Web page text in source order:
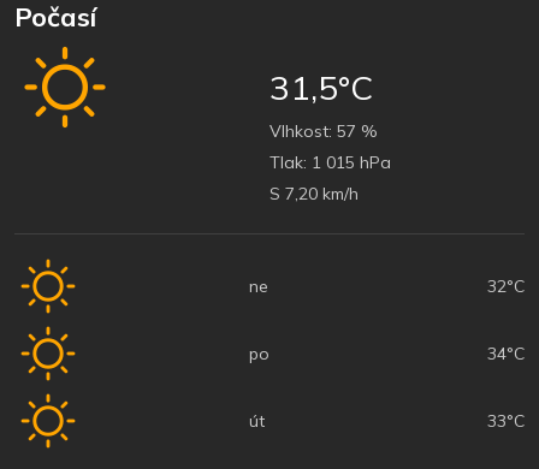
Počasí
31,5°C
Vlhkost: 57 %
Tlak: 1 015 hPa
S 7,20 km/h
ne 32°C
po 34°C
út 33°C